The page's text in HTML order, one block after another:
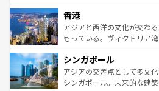
とつ。フォーやバインミー
ひ現地で味わいたい。どの
が旅行者を迎えてくれるの
参照してほしい。
の活気が交差している。北
帯で自然と触れ合い、南部
いビーチでリゾート気分を
激する。気候は一年中温暖
が待っている。親しみやす
た文化、そして多様な観光
香港
アジアと西洋の文化が交わ
もっている。ヴィクトリア
み、どこを訪れても感動す
ており、効率よく見どころ
うな絶景から文化的な体験
シンガポール
アジアの交差点として多文
シンガポール。未来的な建